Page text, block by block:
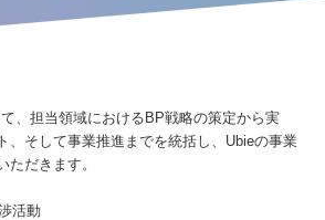
、担当領域におけるBP戦略の策定から実
、そして事業推進までを統括し、Ubieの事業
ただきます。
活動